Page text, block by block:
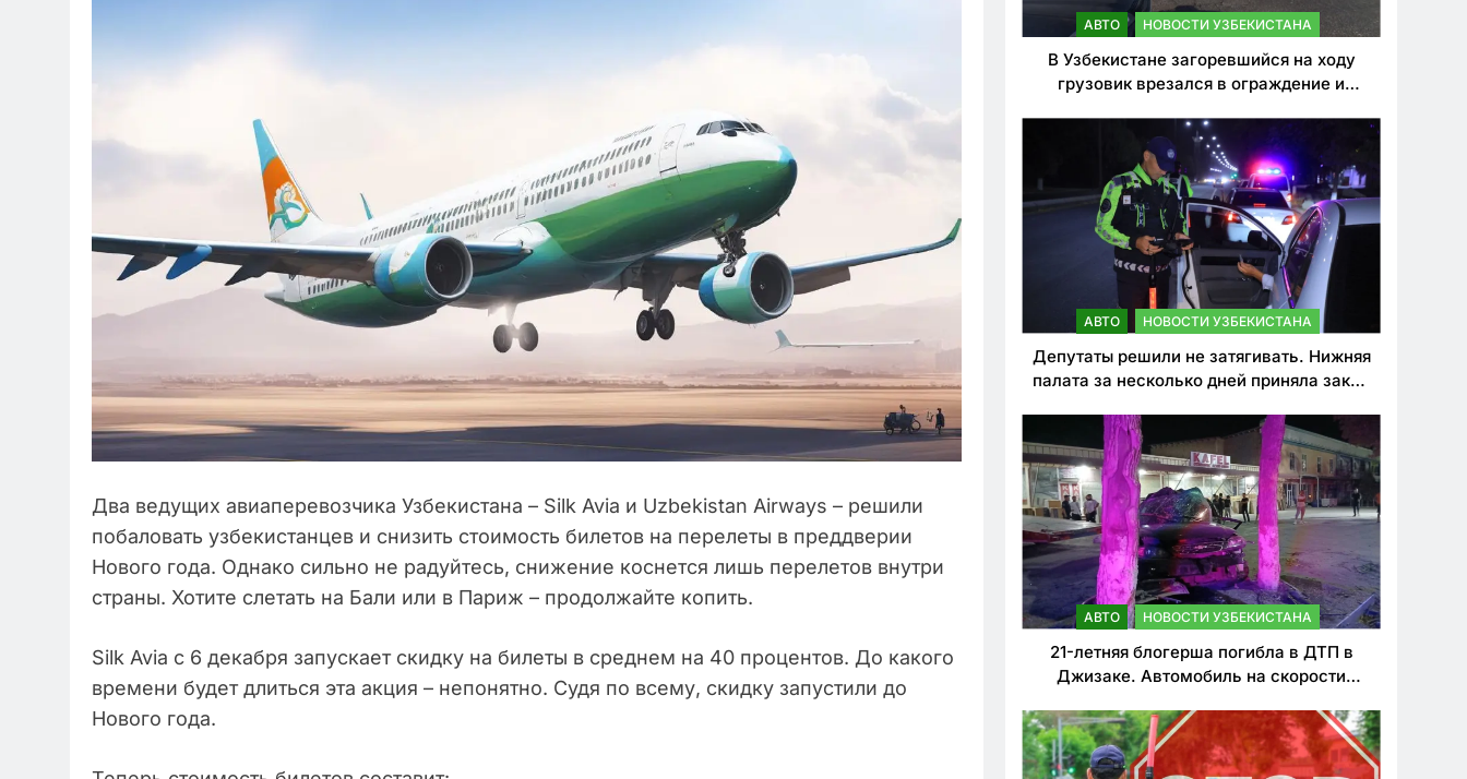
Два ведущих авиаперевозчика Узбекистана – Silk Avia и Uzbekistan Airways – решили
побаловать узбекистанцев и снизить стоимость билетов на перелеты в преддверии
Нового года. Однако сильно не радуйтесь, снижение коснется лишь перелетов внутри
страны. Хотите слетать на Бали или в Париж – продолжайте копить.
Silk Avia с 6 декабря запускает скидку на билеты в среднем на 40 процентов. До какого
времени будет длиться эта акция – непонятно. Судя по всему, скидку запустили до
Нового года.
АВТО НОВОСТИ УЗБЕКИСТАНА
В Узбекистане загоревшийся на ходу
грузовик врезался в ограждение и
АВТО НОВОСТИ УЗБЕКИСТАНА
Депутаты решили не затягивать. Нижняя
палата за несколько дней приняла закон
нарушителей ПДД
АВТО НОВОСТИ УЗБЕКИСТАНА
21-летняя блогерша погибла в ДТП в
Джизаке. Автомобиль на скорости